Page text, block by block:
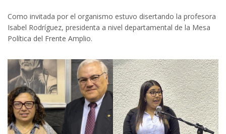
Como invitada por el organismo estuvo disertando la profesora
Isabel Rodríguez, presidenta a nivel departamental de la Mesa
Política del Frente Amplio.